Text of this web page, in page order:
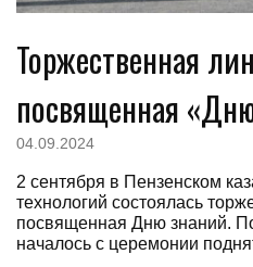
Торжественная
посвященная
04.09.2024
2 сентября в Пензенском
технологий состоялась
посвященная Дню знаний.
началось с церемонии